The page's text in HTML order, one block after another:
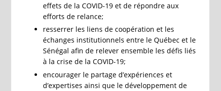
effets de la COVID-19 et de répondre aux
efforts de relance;
resserrer les liens de coopération et les
échanges institutionnels entre le Québec et le
Sénégal afin de relever ensemble les défis liés
à la crise de la COVID-19;
encourager le partage d’expériences et
d’expertises ainsi que le développement de